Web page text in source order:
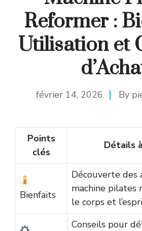
Reformer :
Utilisation et
février 14, 2026 By
Points
clés
Détails
Bienfaits
Découverte des
machine pilates
le corps et
Conseils pour